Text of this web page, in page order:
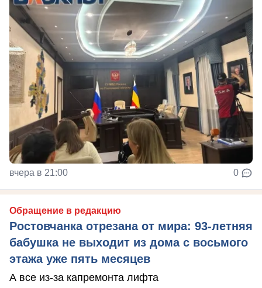
вчера в 21:00 0
Обращение в редакцию
Ростовчанка отрезана от мира: 93-летняя
бабушка не выходит из дома с восьмого
этажа уже пять месяцев
А все из-за капремонта лифта